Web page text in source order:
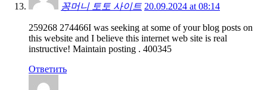
꽁머니 토토 사이트 20.09.2024 at 08:14
259268 274466I was seeking at some of your blog posts on
this website and I believe this internet web site is real
instructive! Maintain posting . 400345
Ответить